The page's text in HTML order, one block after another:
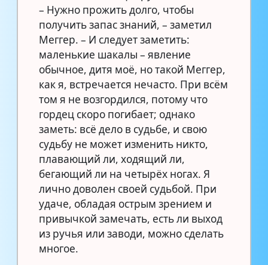
– Нужно прожить долго, чтобы
получить запас знаний, – заметил
Меггер. – И следует заметить:
маленькие шакалы – явление
обычное, дитя моё, но такой Меггер,
как я, встречается нечасто. При всём
том я не возгордился, потому что
гордец скоро погибает; однако
заметь: всё дело в судьбе, и свою
судьбу не может изменить никто,
плавающий ли, ходящий ли,
бегающий ли на четырёх ногах. Я
лично доволен своей судьбой. При
удаче, обладая острым зрением и
привычкой замечать, есть ли выход
из ручья или заводи, можно сделать
многое.